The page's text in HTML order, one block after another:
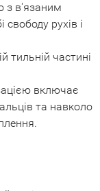
з в'язаним
рухів і
тильній частині
включає
та навколо